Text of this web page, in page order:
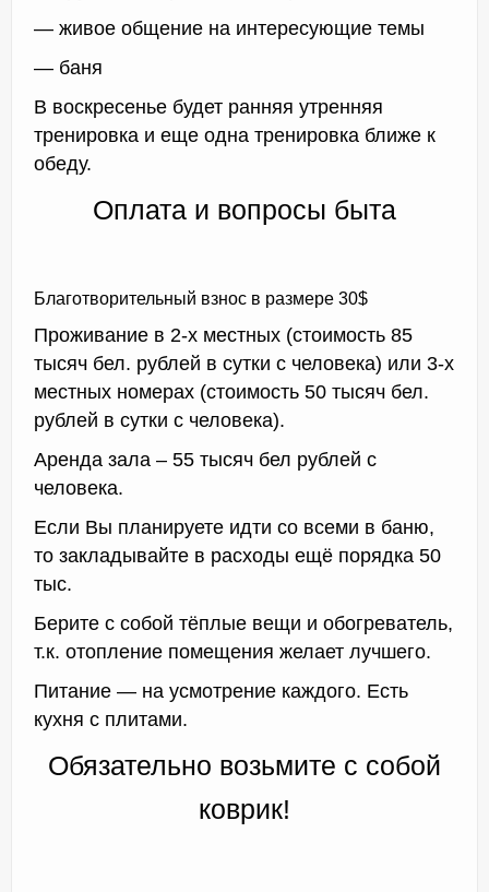
— живое общение на интересующие темы
— баня
В воскресенье будет ранняя утренняя
тренировка и еще одна тренировка ближе к
обеду.
Оплата и вопросы быта
Благотворительный взнос в размере 30$
Проживание в 2-х местных (стоимость 85
тысяч бел. рублей в сутки с человека) или 3-х
местных номерах (стоимость 50 тысяч бел.
рублей в сутки с человека).
Аренда зала – 55 тысяч бел рублей с
человека.
Если Вы планируете идти со всеми в баню,
то закладывайте в расходы ещё порядка 50
тыс.
Берите с собой тёплые вещи и обогреватель,
т.к. отопление помещения желает лучшего.
Питание — на усмотрение каждого. Есть
кухня с плитами.
Обязательно возьмите с собой
коврик!